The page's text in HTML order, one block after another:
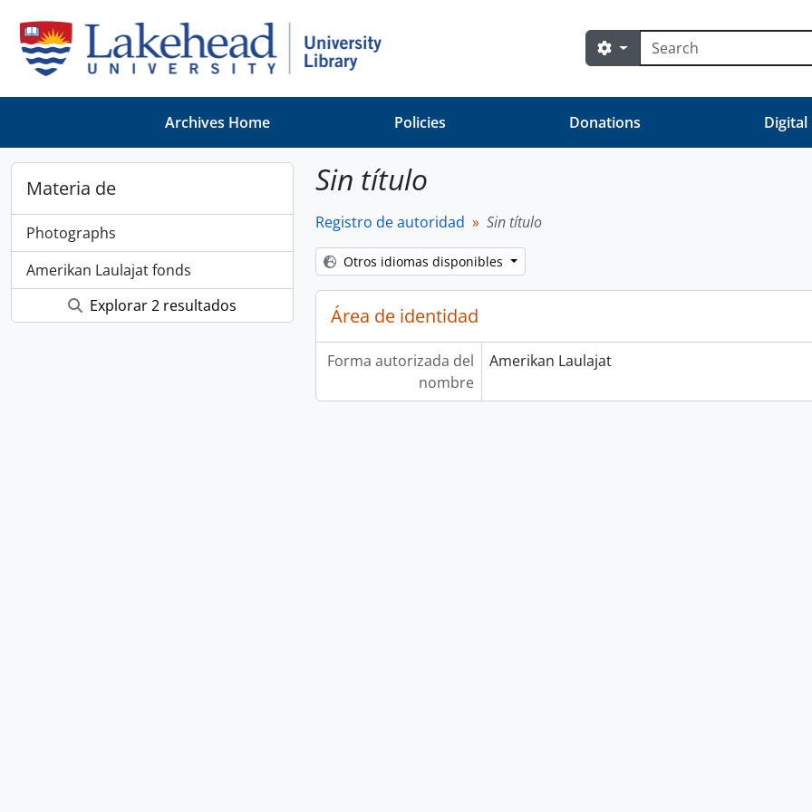
Búsqueda
Search options
Archives Home Policies Donations Digital
Materia de
Photographs
Amerikan Laulajat fonds
Explorar 2 resultados
Sin título
Registro de autoridad Sin título
Otros idiomas disponibles
Área de identidad
Forma autorizada del
nombre
Amerikan Laulajat